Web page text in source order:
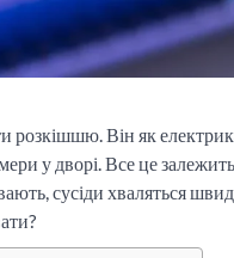
розкішшю. Він як
у дворі. Все це
сусіди хваляться